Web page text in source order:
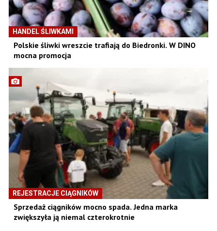
HANDEL ŚLIWKAMI
Polskie śliwki wreszcie trafiają do Biedronki. W DINO
mocna promocja
REJESTRACJE CIĄGNIKÓW
Sprzedaż ciągników mocno spada. Jedna marka
zwiększyła ją niemal czterokrotnie